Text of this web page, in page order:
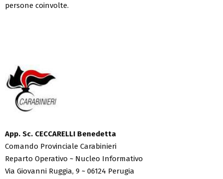
persone coinvolte.
App. Sc. CECCARELLI Benedetta
Comando Provinciale Carabinieri
Reparto Operativo ~ Nucleo Informativo
Via Giovanni Ruggia, 9 ~ 06124 Perugia